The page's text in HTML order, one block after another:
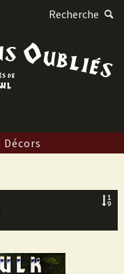
Recherche
Décors